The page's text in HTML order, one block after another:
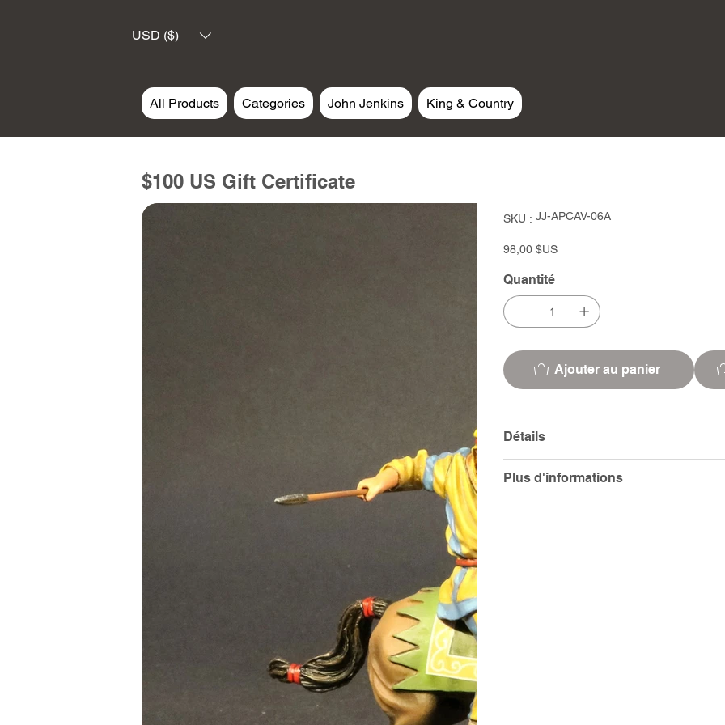
USD ($)
All Products Categories John Jenkins King & Country
$100 US Gift Certificate
SKU :
SKU
JJ-
JJ-APCAV-06A
Prix
98,00 $US
Quantité
Ajouter au panier
Détails
Plus d'informations